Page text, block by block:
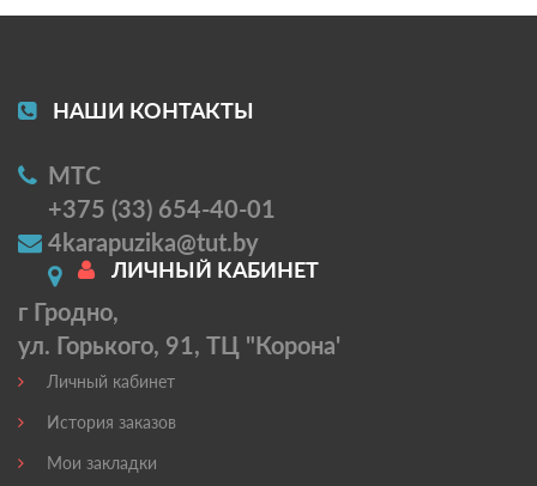
НАШИ КОНТАКТЫ
МТС
+375 (33) 654-40-01
4karapuzika@tut.by
г Гродно,
ул. Горького, 91, ТЦ "Корона'
ЛИЧНЫЙ КАБИНЕТ
Личный кабинет
История заказов
Мои закладки